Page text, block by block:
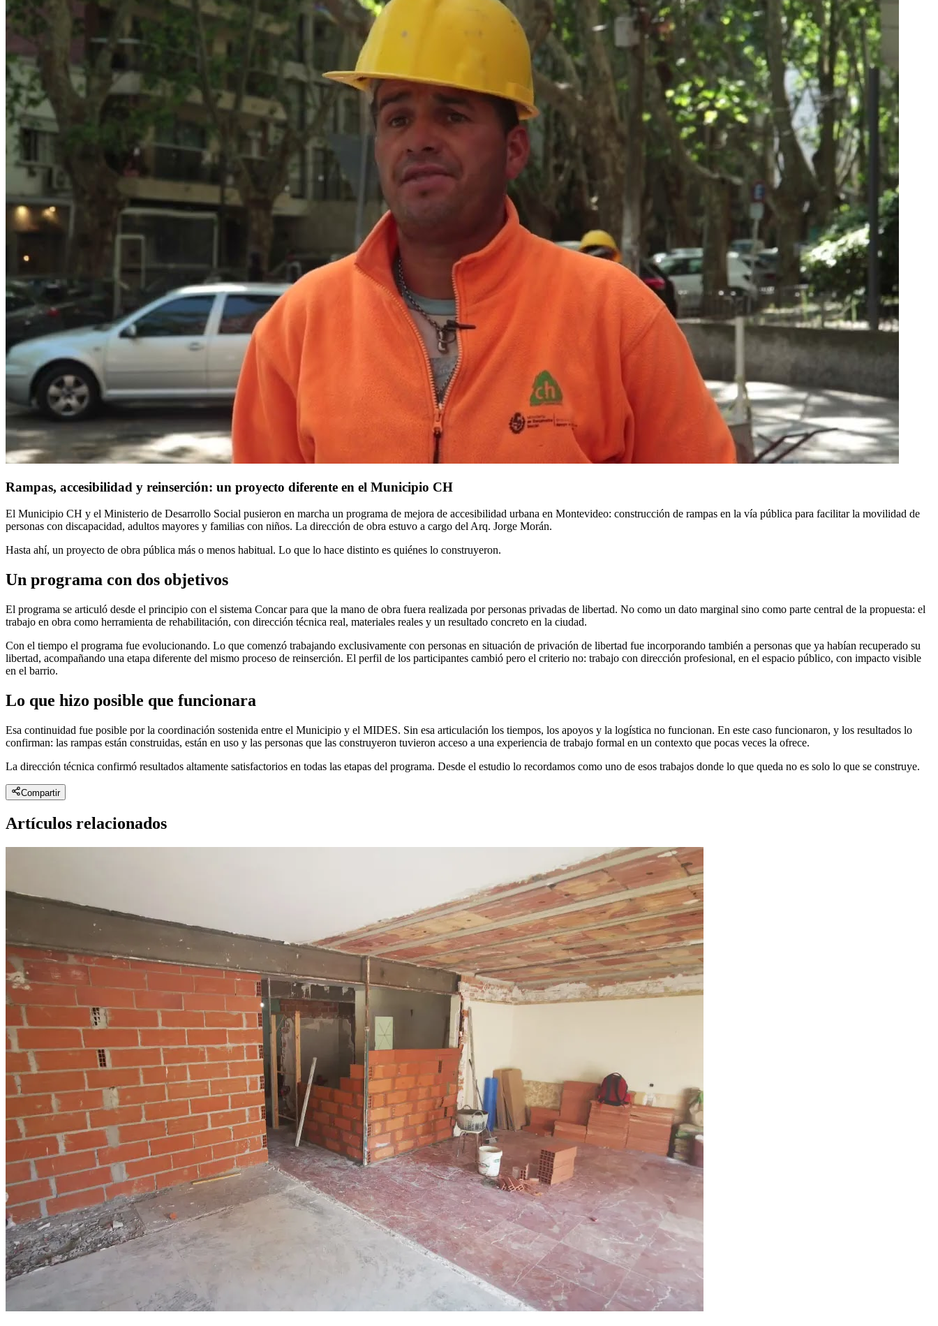
Rampas, accesibilidad y reinserción: un proyecto diferente en el Municipio CH
El Municipio CH y el Ministerio de Desarrollo Social pusieron en marcha un programa de mejora de accesibilidad urbana en Montevideo: construcción de rampas en la vía pública para facilitar la movilidad de
personas con discapacidad, adultos mayores y familias con niños. La dirección de obra estuvo a cargo del Arq. Jorge Morán.
Hasta ahí, un proyecto de obra pública más o menos habitual. Lo que lo hace distinto es quiénes lo construyeron.
Un programa con dos objetivos
El programa se articuló desde el principio con el sistema Concar para que la mano de obra fuera realizada por personas privadas de libertad. No como un dato marginal sino como parte central de la propuesta: el
trabajo en obra como herramienta de rehabilitación, con dirección técnica real, materiales reales y un resultado concreto en la ciudad.
Con el tiempo el programa fue evolucionando. Lo que comenzó trabajando exclusivamente con personas en situación de privación de libertad fue incorporando también a personas que ya habían recuperado su
libertad, acompañando una etapa diferente del mismo proceso de reinserción. El perfil de los participantes cambió pero el criterio no: trabajo con dirección profesional, en el espacio público, con impacto visible
en el barrio.
Lo que hizo posible que funcionara
Esa continuidad fue posible por la coordinación sostenida entre el Municipio y el MIDES. Sin esa articulación los tiempos, los apoyos y la logística no funcionan. En este caso funcionaron, y los resultados lo
confirman: las rampas están construidas, están en uso y las personas que las construyeron tuvieron acceso a una experiencia de trabajo formal en un contexto que pocas veces la ofrece.
La dirección técnica confirmó resultados altamente satisfactorios en todas las etapas del programa. Desde el estudio lo recordamos como uno de esos trabajos donde lo que queda no es solo lo que se construye.
Compartir
Artículos relacionados